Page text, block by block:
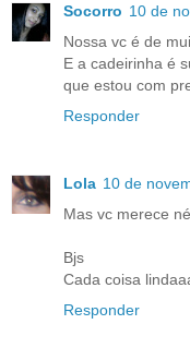
Socorro 10 de
Nossa vc é de
E a cadeirinha é
que estou com
Responder
Lola 10 de
Mas vc merece
Bjs
Cada coisa
Responder